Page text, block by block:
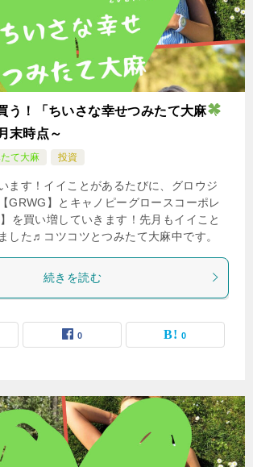
う！「ちいさな幸せつみたて大麻
末時点～
て大麻 投資
ます！イイことがあるたびに、グロウジ
GRWG】とキャノピーグロースコーポレ
を買い増していきます！先月もイイこと
した♬コツコツとつみたて大麻中です。
続きを読む
0 0